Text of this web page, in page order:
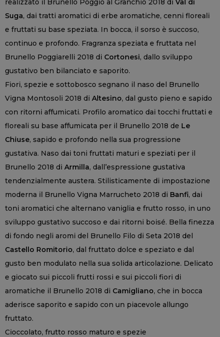
Suga, dai tratti aromatici di erbe aromatiche, cenni floreali
e fruttati su base speziata. In bocca, il sorso è succoso,
continuo e profondo. Fragranza speziata e fruttata nel
Brunello Poggiarelli 2018 di Cortonesi, dallo sviluppo
gustativo ben bilanciato e saporito.
Fiori, spezie e sottobosco segnano il naso del Brunello
Vigna Montosoli 2018 di Altesino, dal gusto pieno e sapido
con ritorni affumicati. Profilo aromatico dai tocchi fruttati e
floreali su base affumicata per il Brunello 2018 de Le
Chiuse, sapido e profondo nella sua progressione
gustativa. Naso dai toni fruttati maturi e speziati per il
Brunello 2018 di Armilla, dall’espressione gustativa
tendenzialmente austera. Stilisticamente di impostazione
moderna il Brunello Vigna Marrucheto 2018 di Banfi, dai
toni aromatici che alternano vaniglia e frutto rosso, in uno
sviluppo gustativo succoso e dai ritorni boisé. Bella finezza
di fondo negli aromi del Brunello Filo di Seta 2018 del
Castello Romitorio, dal fruttato dolce e speziato e dal
gusto ben modulato nella sua solida articolazione. Delicato
e giocato sui piccoli frutti rossi e sui piccoli fiori di
aromatiche il Brunello 2018 di Camigliano, che in bocca
aderisce saporito e sapido con un piacevole allungo
fruttato.
Cioccolato, frutto rosso maturo e spezie